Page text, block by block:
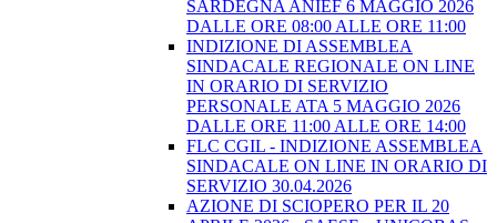
SARDEGNA ANIEF 6 MAGGIO 2026
DALLE ORE 08:00 ALLE ORE 11:00
INDIZIONE DI ASSEMBLEA
SINDACALE REGIONALE ON LINE
IN ORARIO DI SERVIZIO
PERSONALE ATA 5 MAGGIO 2026
DALLE ORE 11:00 ALLE ORE 14:00
FLC CGIL - INDIZIONE ASSEMBLEA
SINDACALE ON LINE IN ORARIO DI
SERVIZIO 30.04.2026
AZIONE DI SCIOPERO PER IL 20